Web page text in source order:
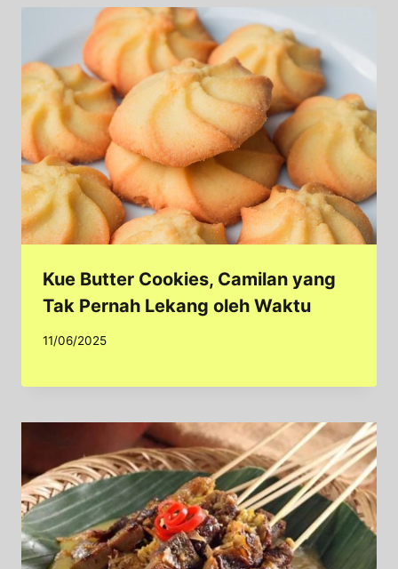
Kue Butter Cookies, Camilan yang
Tak Pernah Lekang oleh Waktu
11/06/2025